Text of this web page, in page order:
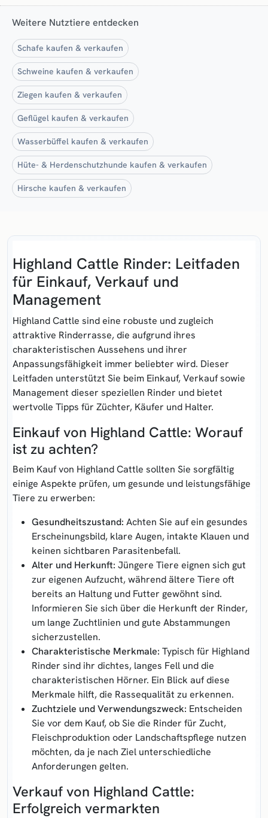
Weitere Nutztiere entdecken
Schafe kaufen & verkaufen
Schweine kaufen & verkaufen
Ziegen kaufen & verkaufen
Geflügel kaufen & verkaufen
Wasserbüffel kaufen & verkaufen
Hüte- & Herdenschutzhunde kaufen & verkaufen
Hirsche kaufen & verkaufen
Highland Cattle Rinder: Leitfaden
für Einkauf, Verkauf und
Management
Highland Cattle sind eine robuste und zugleich
attraktive Rinderrasse, die aufgrund ihres
charakteristischen Aussehens und ihrer
Anpassungsfähigkeit immer beliebter wird. Dieser
Leitfaden unterstützt Sie beim Einkauf, Verkauf sowie
Management dieser speziellen Rinder und bietet
wertvolle Tipps für Züchter, Käufer und Halter.
Einkauf von Highland Cattle: Worauf
ist zu achten?
Beim Kauf von Highland Cattle sollten Sie sorgfältig
einige Aspekte prüfen, um gesunde und leistungsfähige
Tiere zu erwerben:
Gesundheitszustand: Achten Sie auf ein gesundes
Erscheinungsbild, klare Augen, intakte Klauen und
keinen sichtbaren Parasitenbefall.
Alter und Herkunft: Jüngere Tiere eignen sich gut
zur eigenen Aufzucht, während ältere Tiere oft
bereits an Haltung und Futter gewöhnt sind.
Informieren Sie sich über die Herkunft der Rinder,
um lange Zuchtlinien und gute Abstammungen
sicherzustellen.
Charakteristische Merkmale: Typisch für Highland
Rinder sind ihr dichtes, langes Fell und die
charakteristischen Hörner. Ein Blick auf diese
Merkmale hilft, die Rassequalität zu erkennen.
Zuchtziele und Verwendungszweck: Entscheiden
Sie vor dem Kauf, ob Sie die Rinder für Zucht,
Fleischproduktion oder Landschaftspflege nutzen
möchten, da je nach Ziel unterschiedliche
Anforderungen gelten.
Verkauf von Highland Cattle:
Erfolgreich vermarkten